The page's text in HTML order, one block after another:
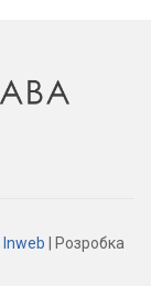
Inweb | Розробка